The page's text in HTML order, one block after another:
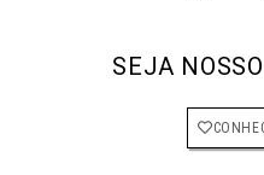
SEJA